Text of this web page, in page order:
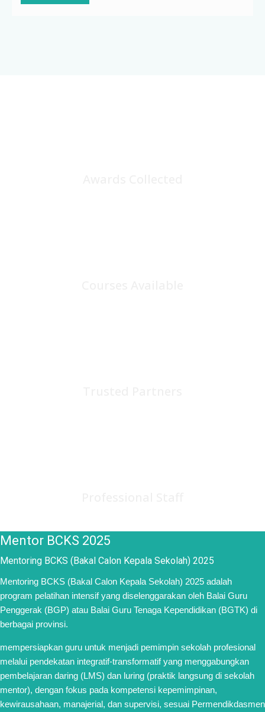
Mentor BCKS 2025
Mentoring BCKS (Bakal Calon Kepala Sekolah) 2025
Mentoring BCKS (Bakal Calon Kepala Sekolah) 2025 adalah
program pelatihan intensif yang diselenggarakan oleh Balai Guru
Penggerak (BGP) atau Balai Guru Tenaga Kependidikan (BGTK) di
berbagai provinsi.
mempersiapkan guru untuk menjadi pemimpin sekolah profesional
melalui pendekatan integratif-transformatif yang menggabungkan
pembelajaran daring (LMS) dan luring (praktik langsung di sekolah
mentor), dengan fokus pada kompetensi kepemimpinan,
kewirausahaan, manajerial, dan supervisi, sesuai Permendikdasmen